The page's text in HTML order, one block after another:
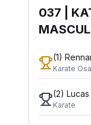
037 |
(1)
Karate
(2)
Karate